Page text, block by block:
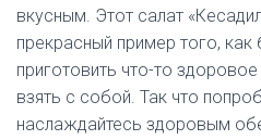
вкусным. Этот салат
прекрасный пример того, как
приготовить что-то
взять с собой. Так что
наслаждайтесь здоровым